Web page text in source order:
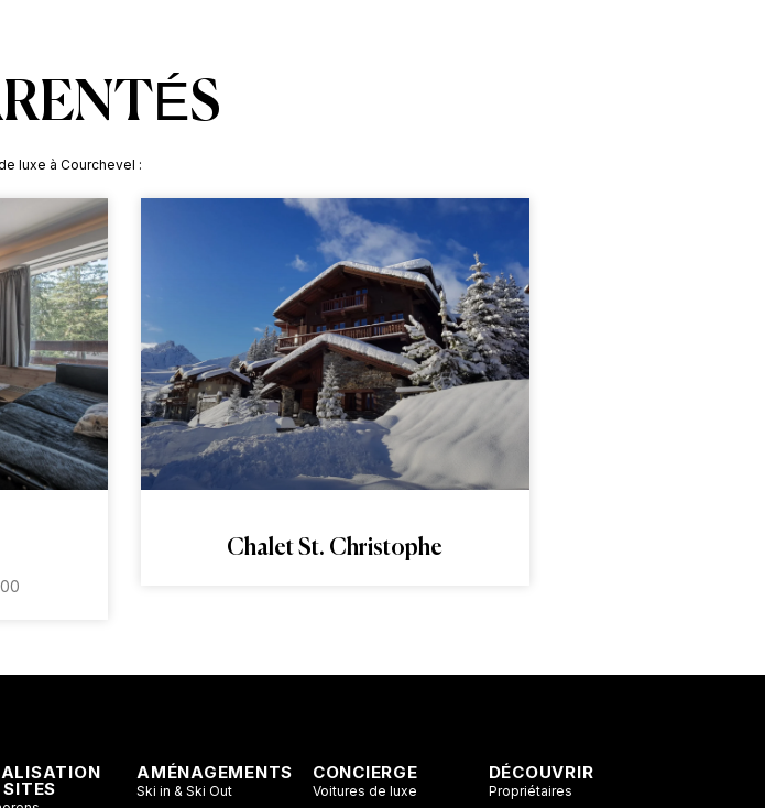
luxe à Courchevel :
Chalet St. Christophe
SITES
AMÉNAGEMENTS
Ski in & Ski Out
CONCIERGE
Voitures de luxe
DÉCOUVRIR
Propriétaires